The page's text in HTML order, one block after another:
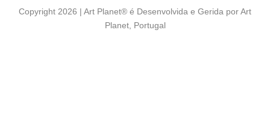
Copyright 2026 | Art Planet® é Desenvolvida e Gerida por Art
Planet, Portugal